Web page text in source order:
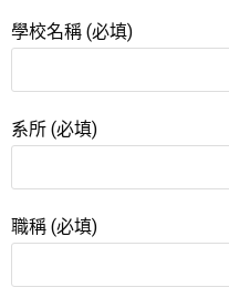
學校名稱 (必填)
系所 (必填)
職稱 (必填)